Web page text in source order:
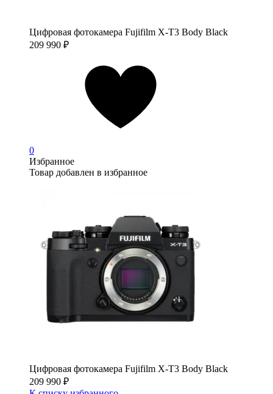
Цифровая фотокамера Fujifilm X-T3 Body Black
209 990 ₽
0
Избранное
Товар добавлен в избранное
Цифровая фотокамера Fujifilm X-T3 Body Black
209 990 ₽